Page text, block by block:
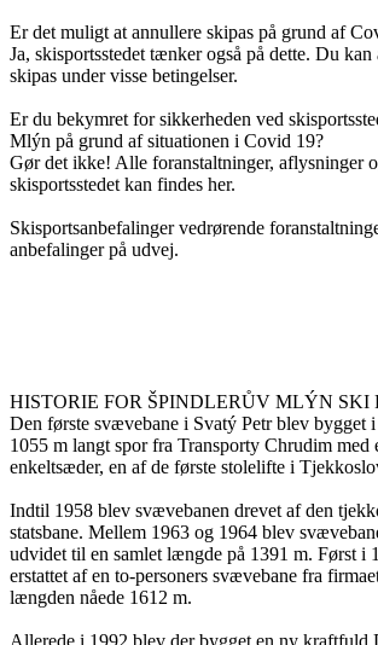
Er det muligt at annullere skipas på grund af
Ja, skisportsstedet tænker også på dette. Du
skipas under visse betingelser.
Er du bekymret for sikkerheden ved
Mlýn på grund af situationen i Covid 19?
Gør det ikke! Alle foranstaltninger, aflysninger
skisportsstedet kan findes her.
Skisportsanbefalinger vedrørende
anbefalinger på udvej.
HISTORIE FOR ŠPINDLERŮV MLÝN SKI
Den første svævebane i Svatý Petr blev bygget
1055 m langt spor fra Transporty Chrudim med
enkeltsæder, en af ​​de første stolelifte i
Indtil 1958 blev svævebanen drevet af den
statsbane. Mellem 1963 og 1964 blev
udvidet til en samlet længde på 1391 m. Først i
erstattet af en to-personers svævebane fra
længden nåede 1612 m.
Allerede i 1992 blev der bygget en ny kraftfuld